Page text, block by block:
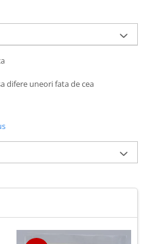
difere uneori fata de cea